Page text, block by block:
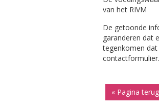
van het RIVM
De getoonde
garanderen dat
tegenkomen
contactformulier.
« Pagina terug